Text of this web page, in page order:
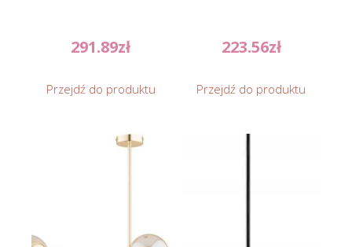
291.89zł
Przejdź do produktu
223.56zł
Przejdź do produktu